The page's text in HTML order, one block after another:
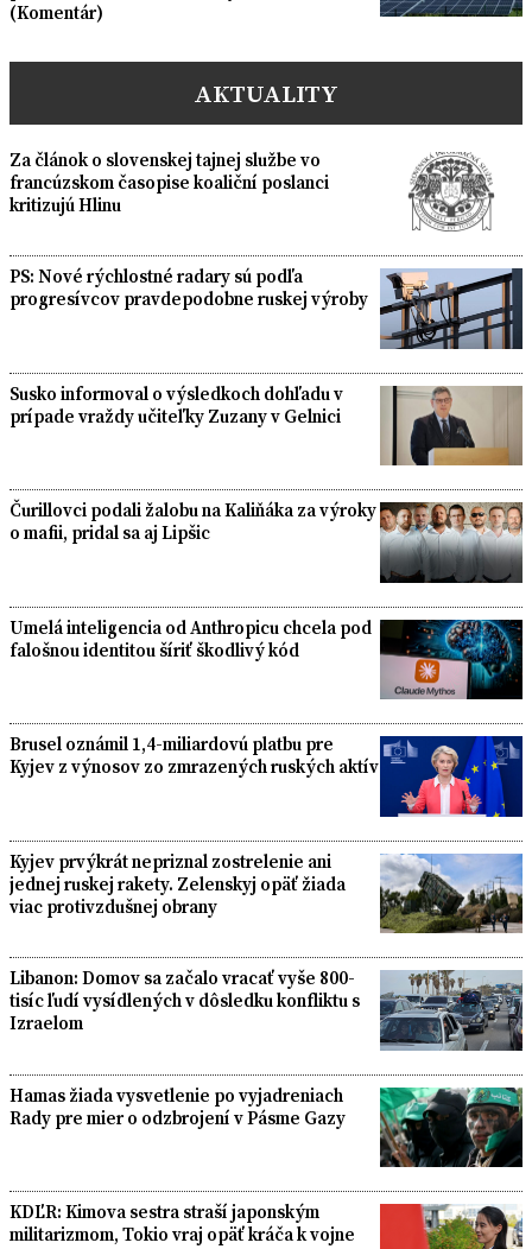
(Komentár)
AKTUALITY
Za článok o slovenskej tajnej službe vo
francúzskom časopise koaliční poslanci
kritizujú Hlinu
PS: Nové rýchlostné radary sú podľa
progresívcov pravdepodobne ruskej výroby
Susko informoval o výsledkoch dohľadu v
prípade vraždy učiteľky Zuzany v Gelnici
Čurillovci podali žalobu na Kaliňáka za výroky
o mafii, pridal sa aj Lipšic
Umelá inteligencia od Anthropicu chcela pod
falošnou identitou šíriť škodlivý kód
Brusel oznámil 1,4-miliardovú platbu pre
Kyjev z výnosov zo zmrazených ruských aktív
Kyjev prvýkrát nepriznal zostrelenie ani
jednej ruskej rakety. Zelenskyj opäť žiada
viac protivzdušnej obrany
Libanon: Domov sa začalo vracať vyše 800-
tisíc ľudí vysídlených v dôsledku konfliktu s
Izraelom
Hamas žiada vysvetlenie po vyjadreniach
Rady pre mier o odzbrojení v Pásme Gazy
KDĽR: Kimova sestra straší japonským
militarizmom, Tokio vraj opäť kráča k vojne